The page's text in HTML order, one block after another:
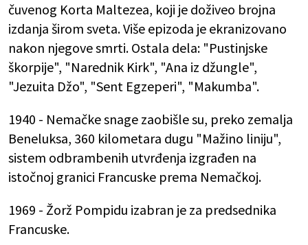
čuvenog Korta Maltezea, koji je doživeo brojna
izdanja širom sveta. Više epizoda je ekranizovano
nakon njegove smrti. Ostala dela: "Pustinjske
škorpije", "Narednik Kirk", "Ana iz džungle",
"Jezuita Džo", "Sent Egzeperi", "Makumba".
1940 - Nemačke snage zaobišle su, preko zemalja
Beneluksa, 360 kilometara dugu "Mažino liniju",
sistem odbrambenih utvrđenja izgrađen na
istočnoj granici Francuske prema Nemačkoj.
1969 - Žorž Pompidu izabran je za predsednika
Francuske.